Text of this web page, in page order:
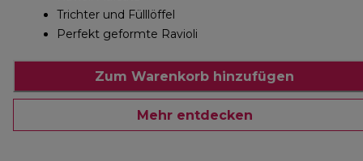
Trichter und Fülllöffel
Perfekt geformte Ravioli
Zum Warenkorb hinzufügen
Mehr entdecken